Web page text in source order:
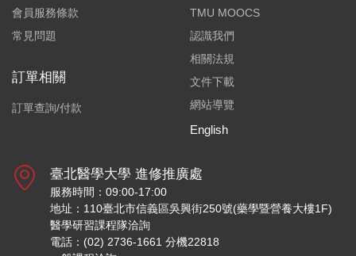
會員服務條款
常見問題
訂單相關
訂單查詢/付款
TMU MOOCS
認識我們
相關法規
文件下載
網站導覽
English
臺北醫學大學 進修推廣處
服務時間：09:00-17:00
地址：110臺北市信義區吳興街250號(藥學暨營養大樓1F)
醫學研習課程隊洽詢
電話：(02) 2736-1661 分機22818